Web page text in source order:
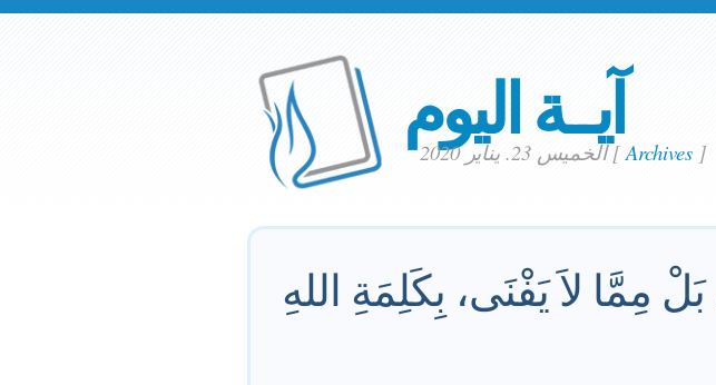
آيــة اليوم
الخميس 23. يناير 2020[Archives]
مِمَّا لاَ يَفْنَى، بِكَلِمَةِ اللهِ